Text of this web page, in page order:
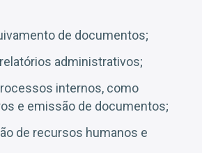
de documentos;
administrativos;
internos, como
e emissão de documentos;
de recursos humanos e